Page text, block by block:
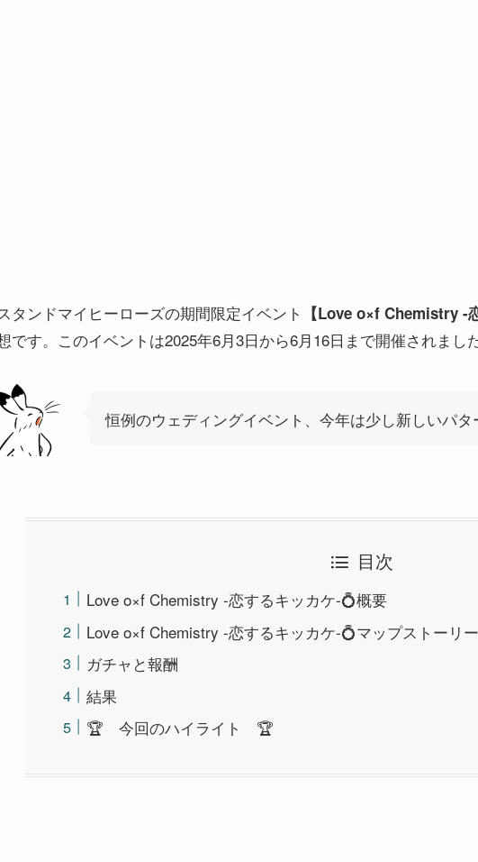
タンドマイヒーローズの期間限定イベント 【Love o×f Chemistry -
です。このイベントは2025年6月3日から6月16日まで開催されました
恒例のウェディングイベント、今年は少し新しいパタ
目次
Love o×f Chemistry -恋するキッカケ-💍概要
Love o×f Chemistry -恋するキッカケ-💍マップストーリー
ガチャと報酬
結果
🏆 今回のハイライト 🏆